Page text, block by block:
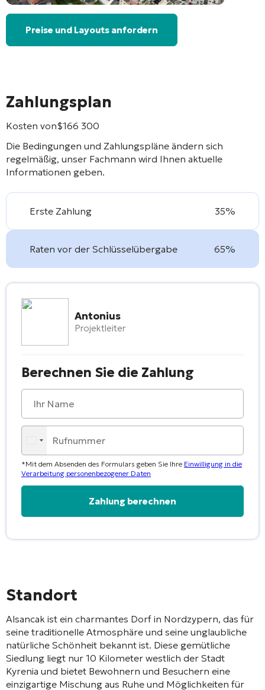
Preise und Layouts anfordern
Zahlungsplan
Kosten von$166 300
Die Bedingungen und Zahlungspläne ändern sich
regelmäßig, unser Fachmann wird Ihnen aktuelle
Informationen geben.
Erste Zahlung 35%
Raten vor der Schlüsselübergabe 65%
Antonius
Projektleiter
Berechnen Sie die Zahlung
*Mit dem Absenden des Formulars geben Sie Ihre Einwilligung in die
Verarbeitung personenbezogener Daten
Standort
Alsancak ist ein charmantes Dorf in Nordzypern, das für
seine traditionelle Atmosphäre und seine unglaubliche
natürliche Schönheit bekannt ist. Diese gemütliche
Siedlung liegt nur 10 Kilometer westlich der Stadt
Kyrenia und bietet Bewohnern und Besuchern eine
einzigartige Mischung aus Ruhe und Möglichkeiten für